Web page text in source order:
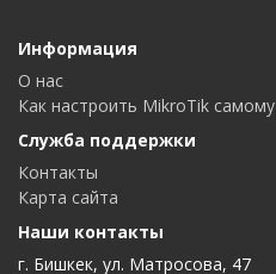
Информация
О нас
Как настроить MikroTik самому
Служба поддержки
Контакты
Карта сайта
Наши контакты
г. Бишкек, ул. Матросова, 47